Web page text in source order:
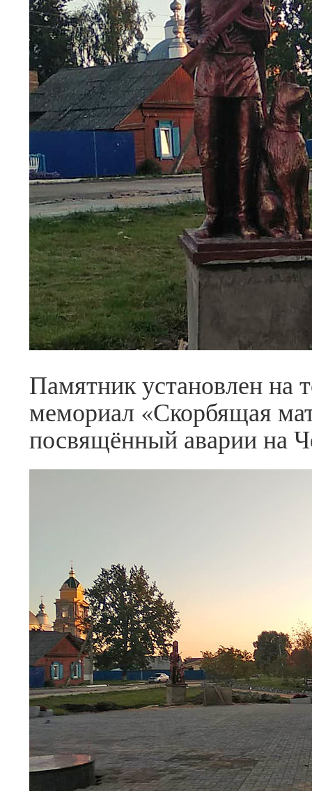
Памятник установлен на
мемориал «Скорбящая
посвящённый аварии на